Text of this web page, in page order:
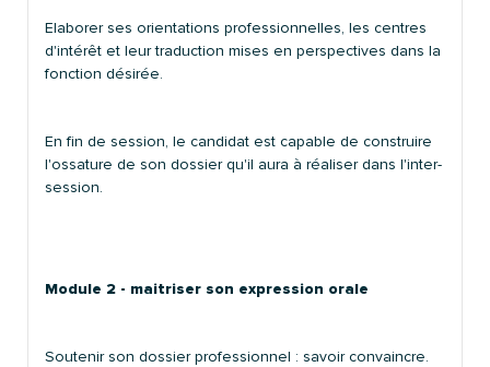
Elaborer ses orientations professionnelles, les centres
d'intérêt et leur traduction mises en perspectives dans la
fonction désirée.
En fin de session, le candidat est capable de construire
l'ossature de son dossier qu'il aura à réaliser dans l'inter-
session.
Module 2 - maitriser son expression orale
Soutenir son dossier professionnel : savoir convaincre.